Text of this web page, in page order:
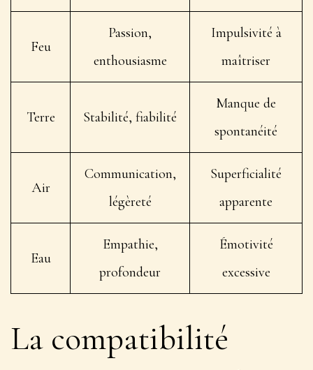
Feu
Passion,
enthousiasme
Impulsivité à
maîtriser
Terre Stabilité, fiabilité
Manque de
spontanéité
Air
Communication,
légèreté
Superficialité
apparente
Eau
Empathie,
profondeur
Émotivité
excessive
La compatibilité